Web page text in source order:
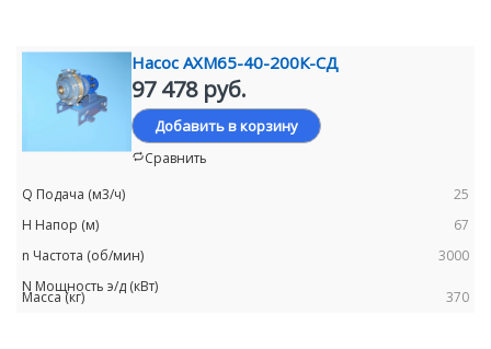
Насос АХМ65-40-200К-СД
97 478 руб.
Добавить в корзину
Сравнить
25
67
3000
370